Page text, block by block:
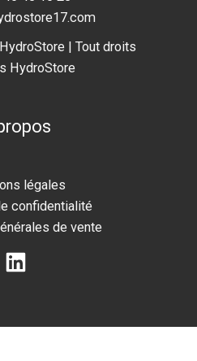
| Tout droits
HydroStore
légales
confidentialité
de vente